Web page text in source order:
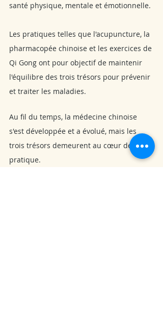
santé physique, mentale et émotionnelle.
Les pratiques telles que l'acupuncture, la
pharmacopée chinoise et les exercices de
Qi Gong ont pour objectif de maintenir
l'équilibre des trois trésors pour prévenir
et traiter les maladies.
Au fil du temps, la médecine chinoise
s'est développée et a évolué, mais les
trois trésors demeurent au cœur de cette
pratique.